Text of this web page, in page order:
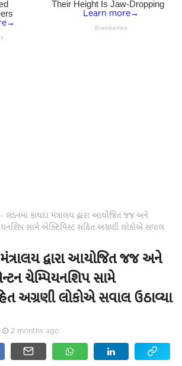
› લંડનમાં કાયદા મંત્રાલય દ્વારા આયોજિત જજ અને
સામે એક્ટિવિસ્ટ સહિત અગ્રણી લોકોએ સવાલ
દ્વારા આયોજિત જજ અને
ચેમ્પિયનશિપ સામે
અગ્રણી લોકોએ સવાલ ઉઠાવ્યા
2 months ago